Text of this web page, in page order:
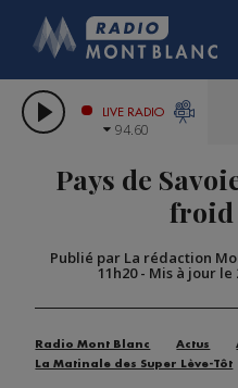
LES
GRAND MASSIF
COMPAGNIE
LIVE RADIO
94.60
Pays de
froid
Publié par La rédaction
11h20- Mis à jour le
Radio Mont Blanc Actus
La Matinale des Super Lève-Tôt